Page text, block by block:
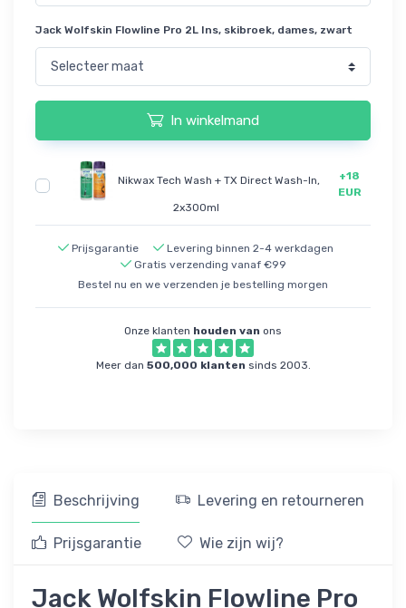
Jack Wolfskin Flowline Pro 2L Ins, skibroek, dames, zwart
In winkelmand
Nikwax Tech Wash + TX Direct Wash-In,
2x300ml
+18
EUR
Prijsgarantie
Levering binnen 2-4 werkdagen
Gratis verzending vanaf €99
Bestel nu en we verzenden je bestelling morgen
Onze klanten houden van ons
Meer dan 500,000 klanten sinds 2003.
Beschrijving Levering en retourneren
Prijsgarantie Wie zijn wij?
Jack Wolfskin Flowline Pro